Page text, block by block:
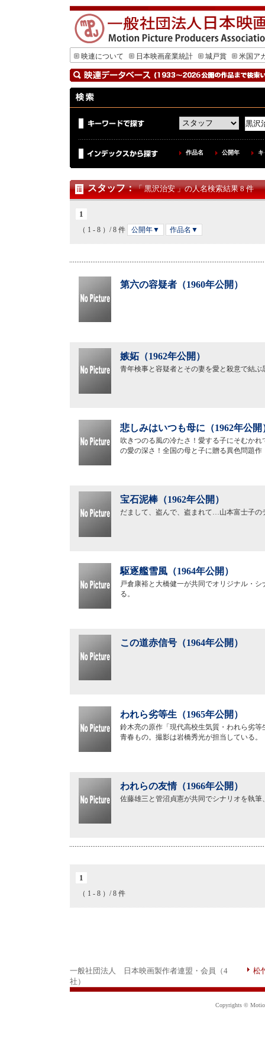
映連について 日本映画産業統計 城戸賞 米国ア
作品名 公開年
スタッフ：「 黒沢治安 」の人名検索結果 8 件
1
（ 1 - 8 ）/ 8 件 公開年▼ 作品名▼
第六の容疑者（1960年公開）
嫉妬（1962年公開）
青年検事と容疑者とその妻を愛と殺意で結
悲しみはいつも母に（1962年公開
吹きつのる風の冷たさ！愛する子にそむか
の愛の深さ！全国の母と子に贈る異色問題作
宝石泥棒（1962年公開）
だまして、盗んで、盗まれて…山本富士子の
駆逐艦雪風（1964年公開）
戸倉康裕と大橋健一が共同でオリジナル・
る。
この道赤信号（1964年公開）
われら劣等生（1965年公開）
鈴木亮の原作「現代高校生気質・われら劣
青春もの。撮影は岩橋秀光が担当している。
われらの友情（1966年公開）
佐藤雄三と管沼貞憲が共同でシナリオを執
1
（ 1 - 8 ）/ 8 件
一般社団法人 日本映画製作者連盟・会員（4
社）
松
Copyrights ©